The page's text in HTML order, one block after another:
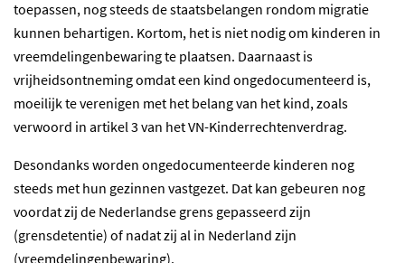
toepassen, nog steeds de staatsbelangen rondom migratie
kunnen behartigen. Kortom, het is niet nodig om kinderen in
vreemdelingenbewaring te plaatsen. Daarnaast is
vrijheidsontneming omdat een kind ongedocumenteerd is,
moeilijk te verenigen met het belang van het kind, zoals
verwoord in artikel 3 van het VN-Kinderrechtenverdrag.
Desondanks worden ongedocumenteerde kinderen nog
steeds met hun gezinnen vastgezet. Dat kan gebeuren nog
voordat zij de Nederlandse grens gepasseerd zijn
(grensdetentie) of nadat zij al in Nederland zijn
(vreemdelingenbewaring).